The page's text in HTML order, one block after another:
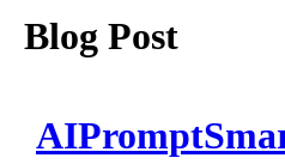
Blog Post